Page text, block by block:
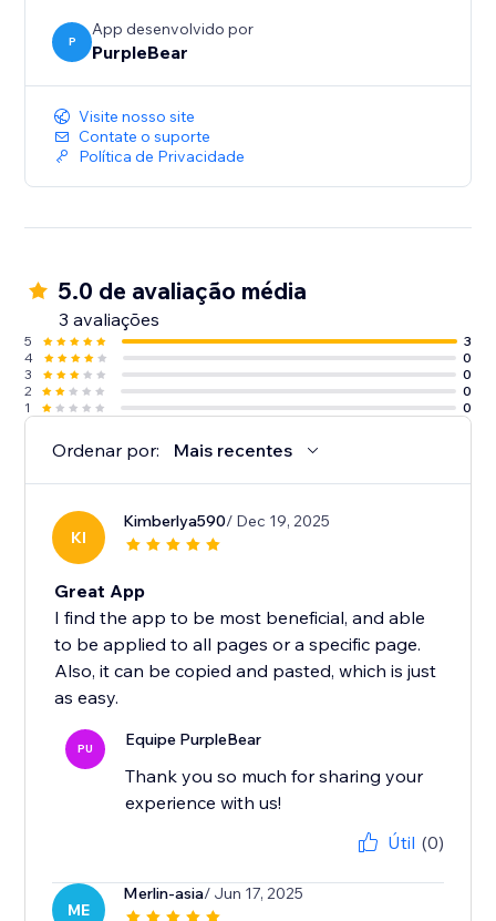
P
App desenvolvido por
PurpleBear
Visite nosso site
Contate o suporte
Política de Privacidade
5.0 de avaliação média
3 avaliações
5
3
4
0
3
0
2
0
1
0
Ordenar por: Mais recentes
KI
Kimberlya590/ Dec 19, 2025
Great App
I find the app to be most beneficial, and able
to be applied to all pages or a specific page.
Also, it can be copied and pasted, which is just
as easy.
PU Equipe PurpleBear
Thank you so much for sharing your
experience with us!
Útil (0)
ME
Merlin-asia/ Jun 17, 2025